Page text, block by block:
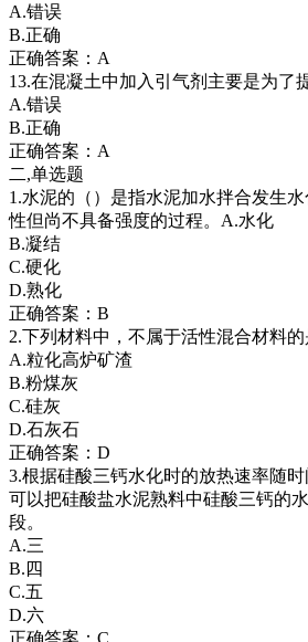
A.错误
B.正确
正确答案：A
13.在混凝土中加入引气剂主要是为了
A.错误
B.正确
正确答案：A
二,单选题
1.水泥的（）是指水泥加水拌合发生
性但尚不具备强度的过程。A.水化
B.凝结
C.硬化
D.熟化
正确答案：B
2.下列材料中，不属于活性混合材料的
A.粒化高炉矿渣
B.粉煤灰
C.硅灰
D.石灰石
正确答案：D
3.根据硅酸三钙水化时的放热速率随
可以把硅酸盐水泥熟料中硅酸三钙的
段。
A.三
B.四
C.五
D.六
正确答案：C